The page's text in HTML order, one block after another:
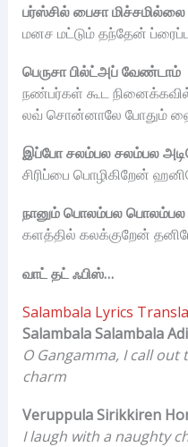
பர்ஸ்சில் பைசா மிச்சமில்லை
மனச மட்டும் தந்தேன்
பெருசா பில்ட்அப் வேண்டாம்
நண்பர்கள் கூட
லவ் சொன்னாலே போதும்
இப்போ சலம்பல சலம்பல
சிரிப்பை பொழிகிறேன்
நானும் பொலம்பல
களத்தில் கலக்குறேன்
வாட் தட் ஃபிஸ்…
Salambala Lyrics
Salambala Salambala
O Gangamma, I call
charm
Veruppula Sirikkiren
I laugh with a naughty